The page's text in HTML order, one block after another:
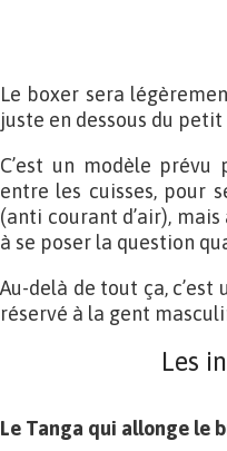
Le boxer sera
juste en dessous du
C’est un modèle
entre les cuisses, pour
(anti courant d’air),
à se poser la question
Au-delà de tout ça,
réservé à la gent
Les
Le Tanga qui allonge le